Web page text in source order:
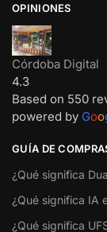
OPINIONES
Córdoba Digital
4.3
Based on 550
powered by Goo
GUÍA DE
¿Qué significa
¿Qué significa IA
¿Qué significa